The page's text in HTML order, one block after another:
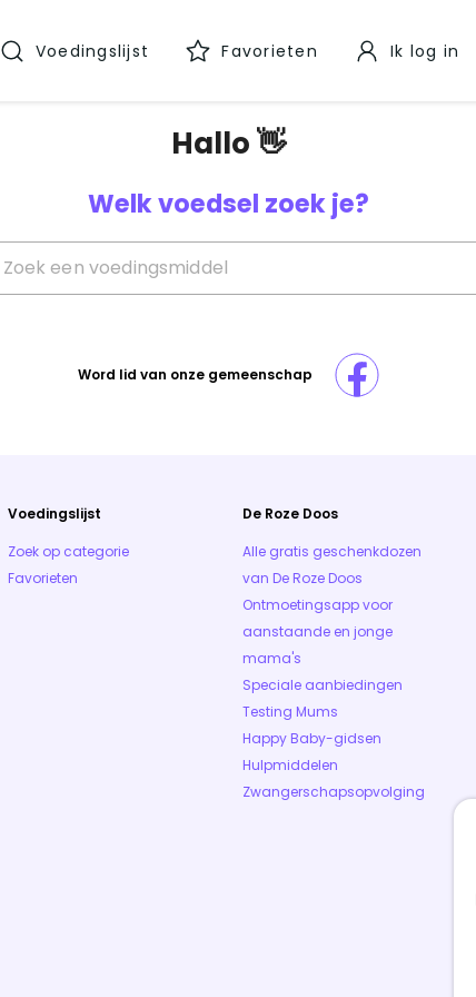
Voedingslijst Favorieten Ik log in
Hallo 👋
Welk voedsel zoek je?
Word lid van onze gemeenschap
Voedingslijst
Zoek op categorie
Favorieten
De Roze Doos
Alle gratis geschenkdozen
van De Roze Doos
Ontmoetingsapp voor
aanstaande en jonge
mama's
Speciale aanbiedingen
Testing Mums
Happy Baby-gidsen
Hulpmiddelen
Zwangerschapsopvolging